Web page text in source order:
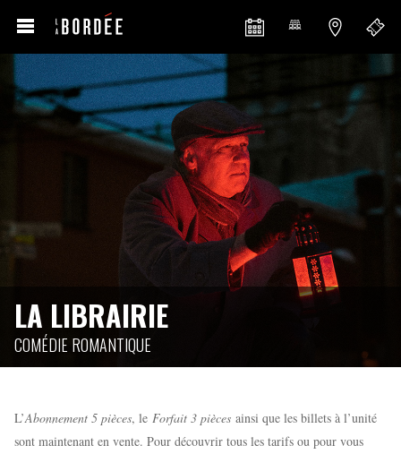
LA LIBRAIRIE
COMÉDIE ROMANTIQUE
L’Abonnement 5 pièces, le Forfait 3 pièces ainsi que les billets à l’unité
sont maintenant en vente. Pour découvrir tous les tarifs ou pour vous